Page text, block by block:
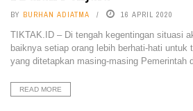
BY BURHAN ADIATMA 16 APRIL 2020
TIKTAK.ID – Di tengah kegentingan situasi
baiknya setiap orang lebih berhati-hati untuk
yang ditetapkan masing-masing Pemerintah
READ MORE